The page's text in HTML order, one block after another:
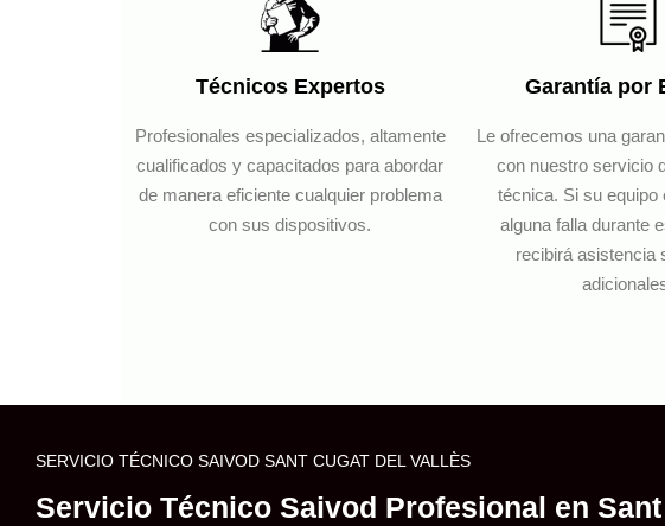
Técnicos Expertos
Profesionales especializados, altamente
cualificados y capacitados para abordar
de manera eficiente cualquier problema
con sus dispositivos.
Garantía por
Le ofrecemos una
con nuestro servicio
técnica. Si su equipo
alguna falla durante
recibirá asistencia
SERVICIO TÉCNICO SAIVOD SANT CUGAT DEL VALLÈS
Servicio Técnico Saivod Profesional en